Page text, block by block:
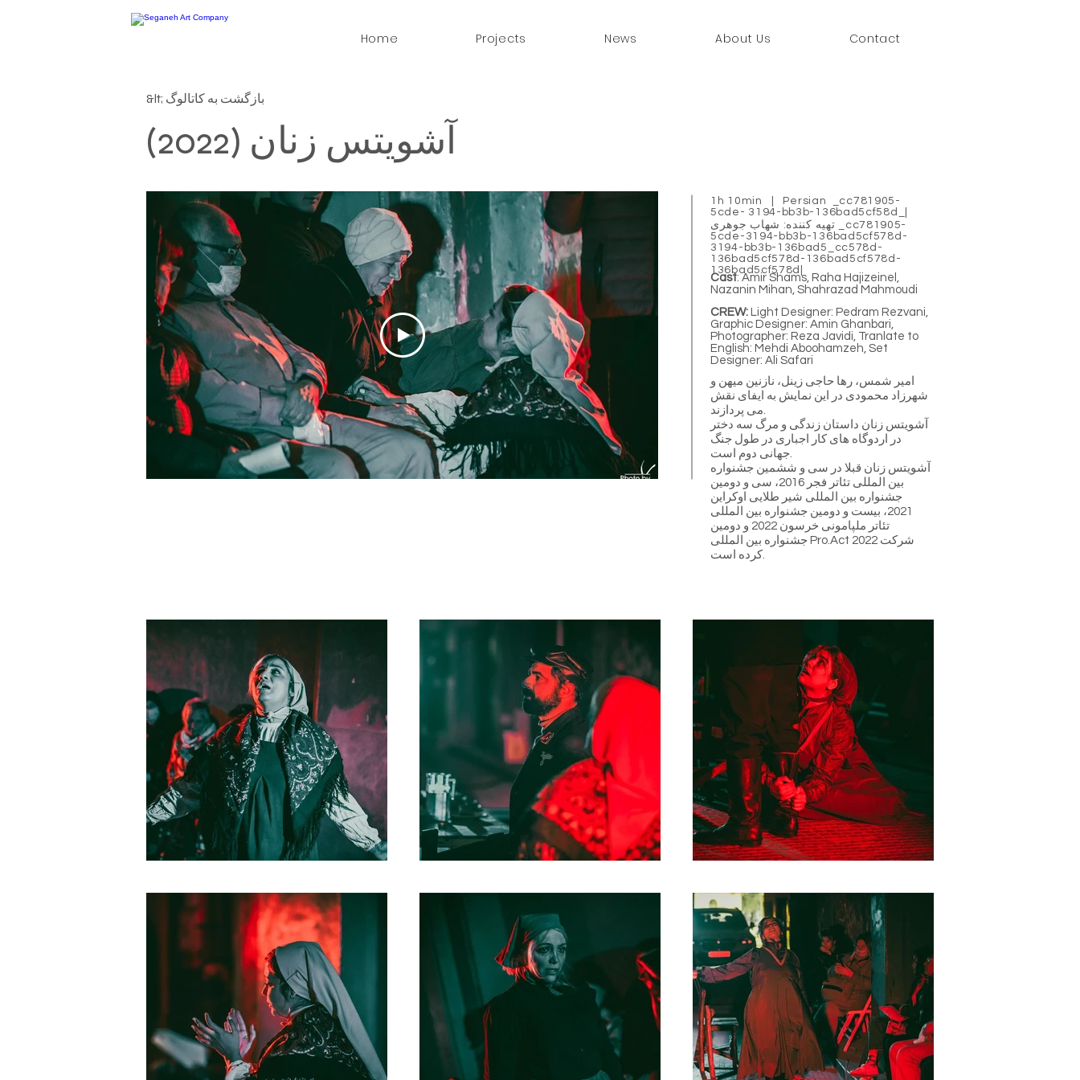
Home Projects News About Us Contact
&lt; بازگشت به کاتالوگ
آشویتس زنان (2022)
1h 10min | Persian _cc781905-
5cde- 3194-bb3b-136bad5cf58d_|
تهیه کننده: شهاب جوهری _cc781905-
5cde-3194-bb3b-136bad5cf578d-
3194-bb3b-136bad5_cc578d-
136bad5cf578d-136bad5cf578d-
136bad5cf578d|
امیر شمس، رها حاجی زینل، نازنین میهن و
شهرزاد محمودی در این نمایش به ایفای نقش
می پردازند.
آشویتس زنان داستان زندگی و مرگ سه دختر
در اردوگاه های کار اجباری در طول جنگ
جهانی دوم است.
آشویتس زنان قبلا در سی و ششمین جشنواره
بین المللی تئاتر فجر 2016، سی و دومین
جشنواره بین المللی شیر طلایی اوکراین
2021، بیست و دومین جشنواره بین المللی
تئاتر ملپامونی خرسون 2022 و دومین
جشنواره بین المللی Pro.Act 2022 شرکت
کرده است.
Cast: Amir Shams, Raha Hajizeinel,
Nazanin Mihan, Shahrazad Mahmoudi
CREW: Light Designer: Pedram Rezvani,
Graphic Designer: Amin Ghanbari,
Photographer: Reza Javidi, Tranlate to
English: Mehdi Aboohamzeh, Set
Designer: Ali Safari